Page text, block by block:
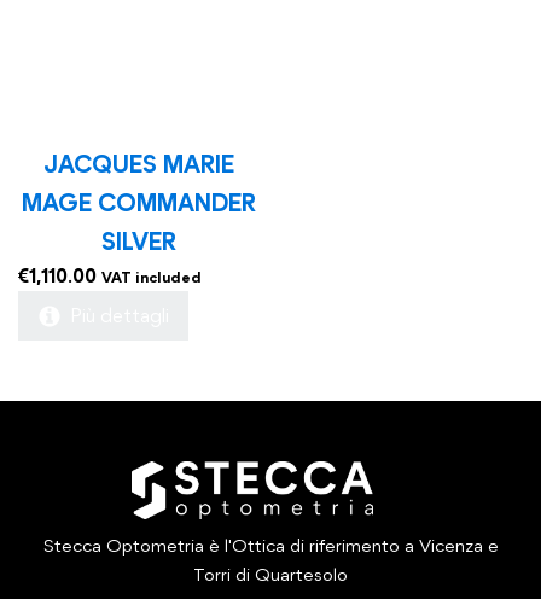
JACQUES MARIE
MAGE COMMANDER
SILVER
€1,110.00 VAT included
Stecca Optometria è l'Ottica di riferimento a Vicenza e
Torri di Quartesolo